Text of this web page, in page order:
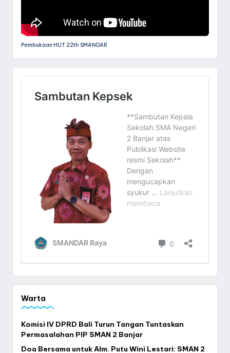
Pembukaan HUT 22th SMANDAR
Warta
Komisi IV DPRD Bali Turun Tangan Tuntaskan
Permasalahan PIP SMAN 2 Banjar
Doa Bersama untuk Alm. Putu Wini Lestari: SMAN 2